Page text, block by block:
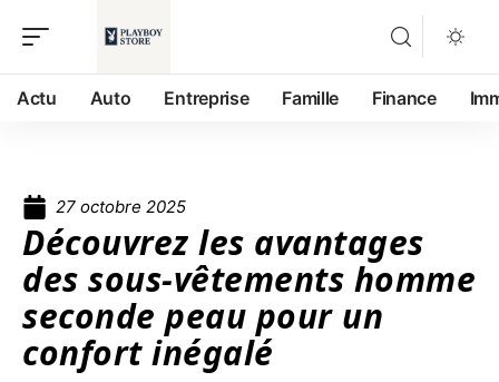
Actu Auto Entreprise Famille Finance
27 octobre 2025
Découvrez les avantages
des sous-vêtements homme
seconde peau pour un
confort inégalé